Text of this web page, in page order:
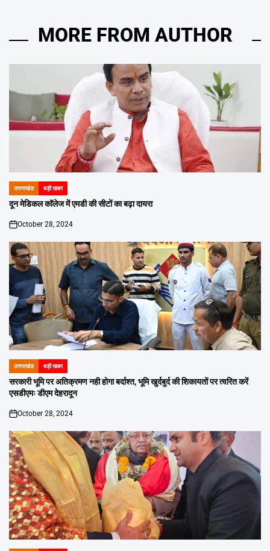
MORE FROM AUTHOR
POSTED
IN
उत्तराखंड बड़ी खबर
दून मेडिकल कॉलेज में एमडी की सीटों का बढ़ा दायरा
on
October 28, 2024
POSTED
IN
उत्तराखंड बड़ी खबर
सरकारी भूमि पर अतिक्रमण नही होगा बर्दाश्त, भूमि खुर्दबुर्द की शिकायतों पर त्वरित करें
एसडीएमः डीएम देहरादून
on
October 28, 2024